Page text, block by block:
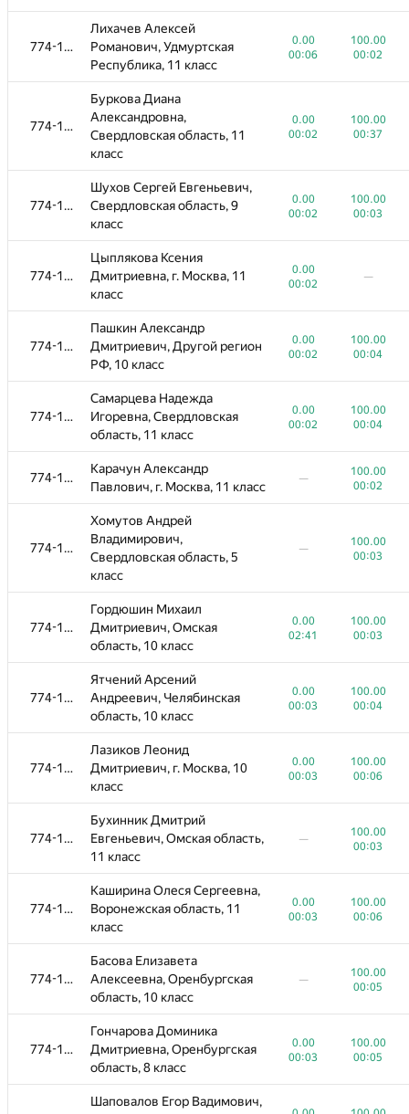
774-1096
Лихачев Алексей
Романович, Удмуртская
Республика, 11 класс
0.00
00:06
100.00
00:02
774-1096
Буркова Диана
Александровна,
Свердловская область, 11
класс
0.00
00:02
100.00
00:37
774-1096
Шухов Сергей Евгеньевич,
Свердловская область, 9
класс
0.00
00:02
100.00
00:03
774-1096
Цыплякова Ксения
Дмитриевна, г. Москва, 11
класс
0.00
00:02
—
774-1096
Пашкин Александр
Дмитриевич, Другой регион
РФ, 10 класс
0.00
00:02
100.00
00:04
774-1096
Самарцева Надежда
Игоревна, Свердловская
область, 11 класс
0.00
00:02
100.00
00:04
774-1096
Карачун Александр
Павлович, г. Москва, 11 класс
—
100.00
00:02
774-1096
Хомутов Андрей
Владимирович,
Свердловская область, 5
класс
—
100.00
00:03
774-1096
Гордюшин Михаил
Дмитриевич, Омская
область, 10 класс
0.00
02:41
100.00
00:03
774-1096
Ятчений Арсений
Андреевич, Челябинская
область, 10 класс
0.00
00:03
100.00
00:04
774-1096
Лазиков Леонид
Дмитриевич, г. Москва, 10
класс
0.00
00:03
100.00
00:06
774-1096
Бухинник Дмитрий
Евгеньевич, Омская область,
11 класс
—
100.00
00:03
774-1096
Каширина Олеся Сергеевна,
Воронежская область, 11
класс
0.00
00:03
100.00
00:06
774-1096
Басова Елизавета
Алексеевна, Оренбургская
область, 10 класс
—
100.00
00:05
774-1096
Гончарова Доминика
Дмитриевна, Оренбургская
область, 8 класс
0.00
00:03
100.00
00:05
Шаповалов Егор Вадимович,
Қатысушы
Зайнуллин Тимур
Вадимович, Республика
Башкортостан, 9 класс
100.00
774-1096
Дещеревская Анна
Ильинична, г. Москва, 9 класс
0.00
00:01
100.00
00:02
Александрович, Иркутская
область, 10 класс
00:01
00:02
Свердловская область, 7
класс
00:01
00:03
Анатольевна, Свердловская
область, 11 класс
00:01
00:05
Анатольевна, Свердловская
область, 9 класс
00:01
00:28
774-1096
Александрович,
Архангельская область, 11
класс
—
100.00
00:03
774-1096
Плаксин Кирилл
Дмитриевич, Свердловская
область, 11 класс
0.00
100.00
Зотова Софья Романовна, г.